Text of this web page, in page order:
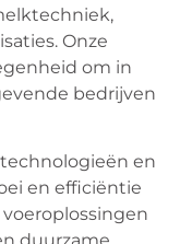
Onze
om in
bedrijven
en
en efficiëntie